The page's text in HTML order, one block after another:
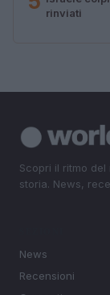
rinviati
Scopri il ritmo
storia. News,
News
Recensioni